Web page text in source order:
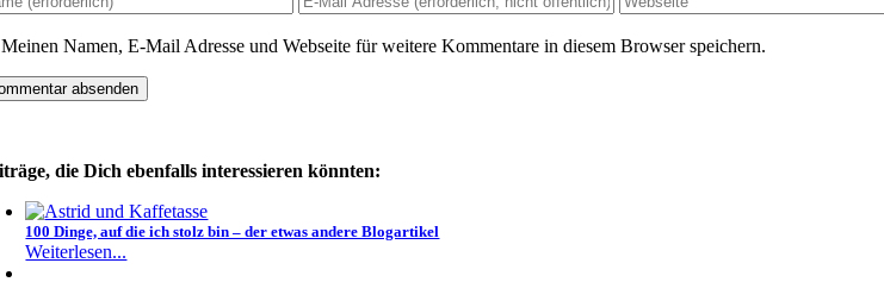
Meinen Namen, E-Mail Adresse und Webseite für weitere Kommentare in diesem Browser speichern.
die Dich ebenfalls interessieren könnten:
100 Dinge, auf die ich stolz bin – der etwas andere Blogartikel
Weiterlesen...